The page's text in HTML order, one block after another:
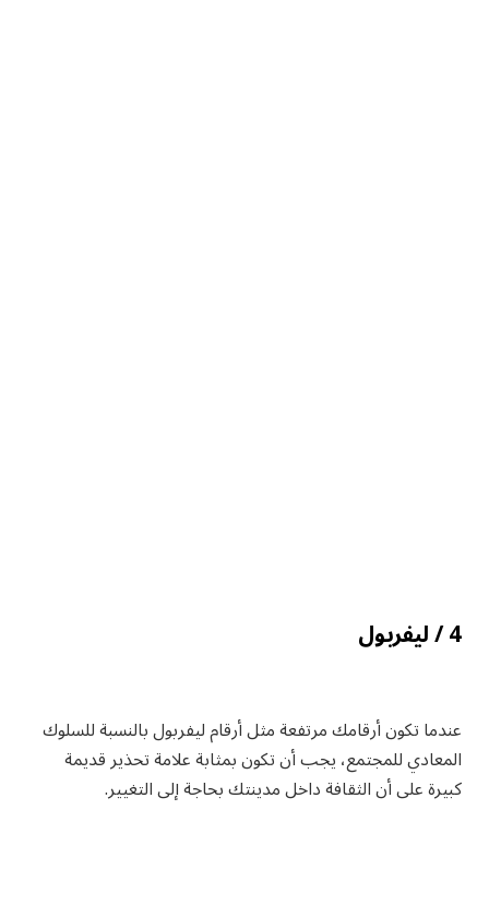
4 / ليفربول
عندما تكون أرقامك مرتفعة مثل أرقام ليفربول بالنسبة للسلوك
المعادي للمجتمع، يجب أن تكون بمثابة علامة تحذير قديمة
كبيرة على أن الثقافة داخل مدينتك بحاجة إلى التغيير.